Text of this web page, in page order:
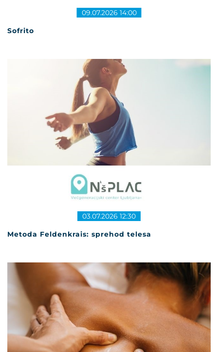
Sofrito
09.07.2026 14:00
Metoda Feldenkrais: sprehod telesa
03.07.2026 12:30